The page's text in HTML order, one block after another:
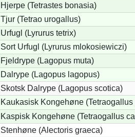
Hjerpe (Tetrastes bonasia)
Tjur (Tetrao urogallus)
Urfugl (Lyrurus tetrix)
Sort Urfugl (Lyrurus mlokosiewiczi)
Fjeldrype (Lagopus muta)
Dalrype (Lagopus lagopus)
Skotsk Dalrype (Lagopus scotica)
Kaukasisk Kongehøne
Kaspisk Kongehøne (Tetraogallus
Stenhøne (Alectoris graeca)